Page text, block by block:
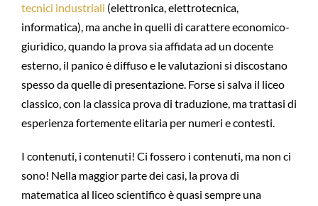
tecnici industriali (elettronica, elettrotecnica,
informatica), ma anche in quelli di carattere economico-
giuridico, quando la prova sia affidata ad un docente
esterno, il panico è diffuso e le valutazioni si discostano
spesso da quelle di presentazione. Forse si salva il liceo
classico, con la classica prova di traduzione, ma trattasi di
esperienza fortemente elitaria per numeri e contesti.
I contenuti, i contenuti! Ci fossero i contenuti, ma non ci
sono! Nella maggior parte dei casi, la prova di
matematica al liceo scientifico è quasi sempre una